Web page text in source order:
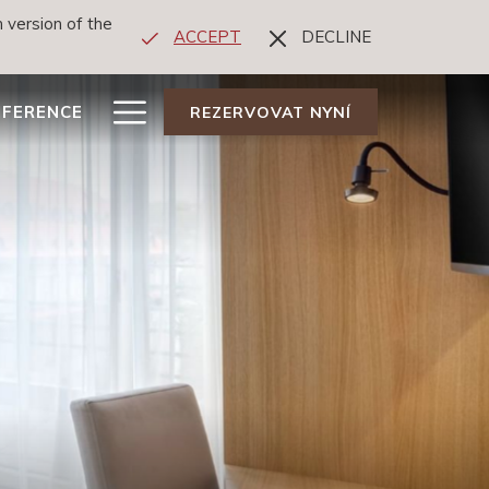
version of the
ACCEPT DECLINE
Hamburger
Menu
REZERVOVAT NYNÍ